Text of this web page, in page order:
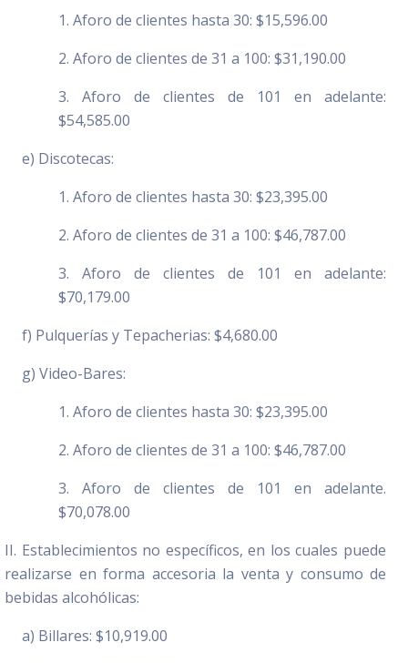
1. Aforo de clientes hasta 30: $15,596.00
2. Aforo de clientes de 31 a 100: $31,190.00
3. Aforo de clientes de 101 en adelante:
$54,585.00
e) Discotecas:
1. Aforo de clientes hasta 30: $23,395.00
2. Aforo de clientes de 31 a 100: $46,787.00
3. Aforo de clientes de 101 en adelante:
$70,179.00
f) Pulquerías y Tepacherias: $4,680.00
g) Video-Bares:
1. Aforo de clientes hasta 30: $23,395.00
2. Aforo de clientes de 31 a 100: $46,787.00
3. Aforo de clientes de 101 en adelante.
$70,078.00
II. Establecimientos no específicos, en los cuales puede
realizarse en forma accesoria la venta y consumo de
bebidas alcohólicas:
a) Billares: $10,919.00